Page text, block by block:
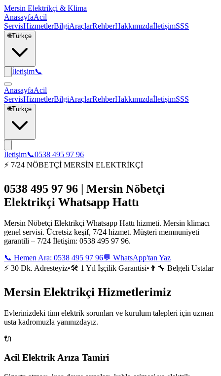
Mersin Elektrikçi & Klima
AnasayfaAcil
ServisHizmetlerBilgiAraçlarRehberHakkımızdaİletişimSSS
🌐Türkçe
İletişim📞
AnasayfaAcil
ServisHizmetlerBilgiAraçlarRehberHakkımızdaİletişimSSS
🌐Türkçe
İletişim📞0538 495 97 96
⚡ 7/24 NÖBETÇİ MERSİN ELEKTRİKÇİ
0538 495 97 96 | Mersin Nöbetçi
Elektrikçi Whatsapp Hattı
Mersin Nöbetçi Elektrikçi Whatsapp Hattı hizmeti. Mersin klimacı
genel servisi. Ücretsiz keşif, 7/24 hizmet. Müşteri memnuniyeti
garantili – 7/24 İletişim: 0538 495 97 96.
📞 Hemen Ara: 0538 495 97 96💬 WhatsApp'tan Yaz
⚡ 30 Dk. Adresteyiz•🛠️ 1 Yıl İşçilik Garantisi• 👨‍🔧 Belgeli Ustalar
Mersin Elektrikçi Hizmetlerimiz
Evlerinizdeki tüm elektrik sorunları ve kurulum talepleri için uzman
usta kadromuzla yanınızdayız.
🔌
Acil Elektrik Arıza Tamiri